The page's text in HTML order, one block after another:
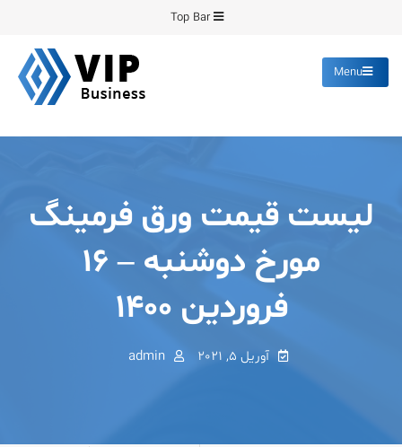
content
Top Bar
Menu
لیست قیمت ورق فرمینگ
مورخ دوشنبه – ۱۶
فروردین ۱۴۰۰
آوریل 5, 2021 admin